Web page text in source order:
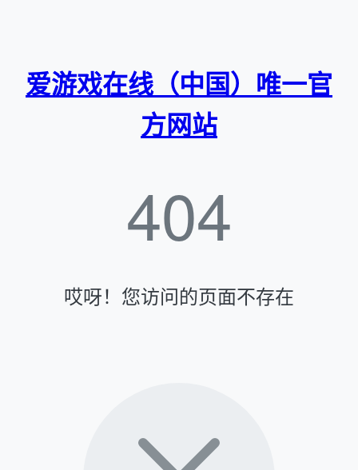
爱游戏在线（中国）唯一官
方网站
404
哎呀！您访问的页面不存在